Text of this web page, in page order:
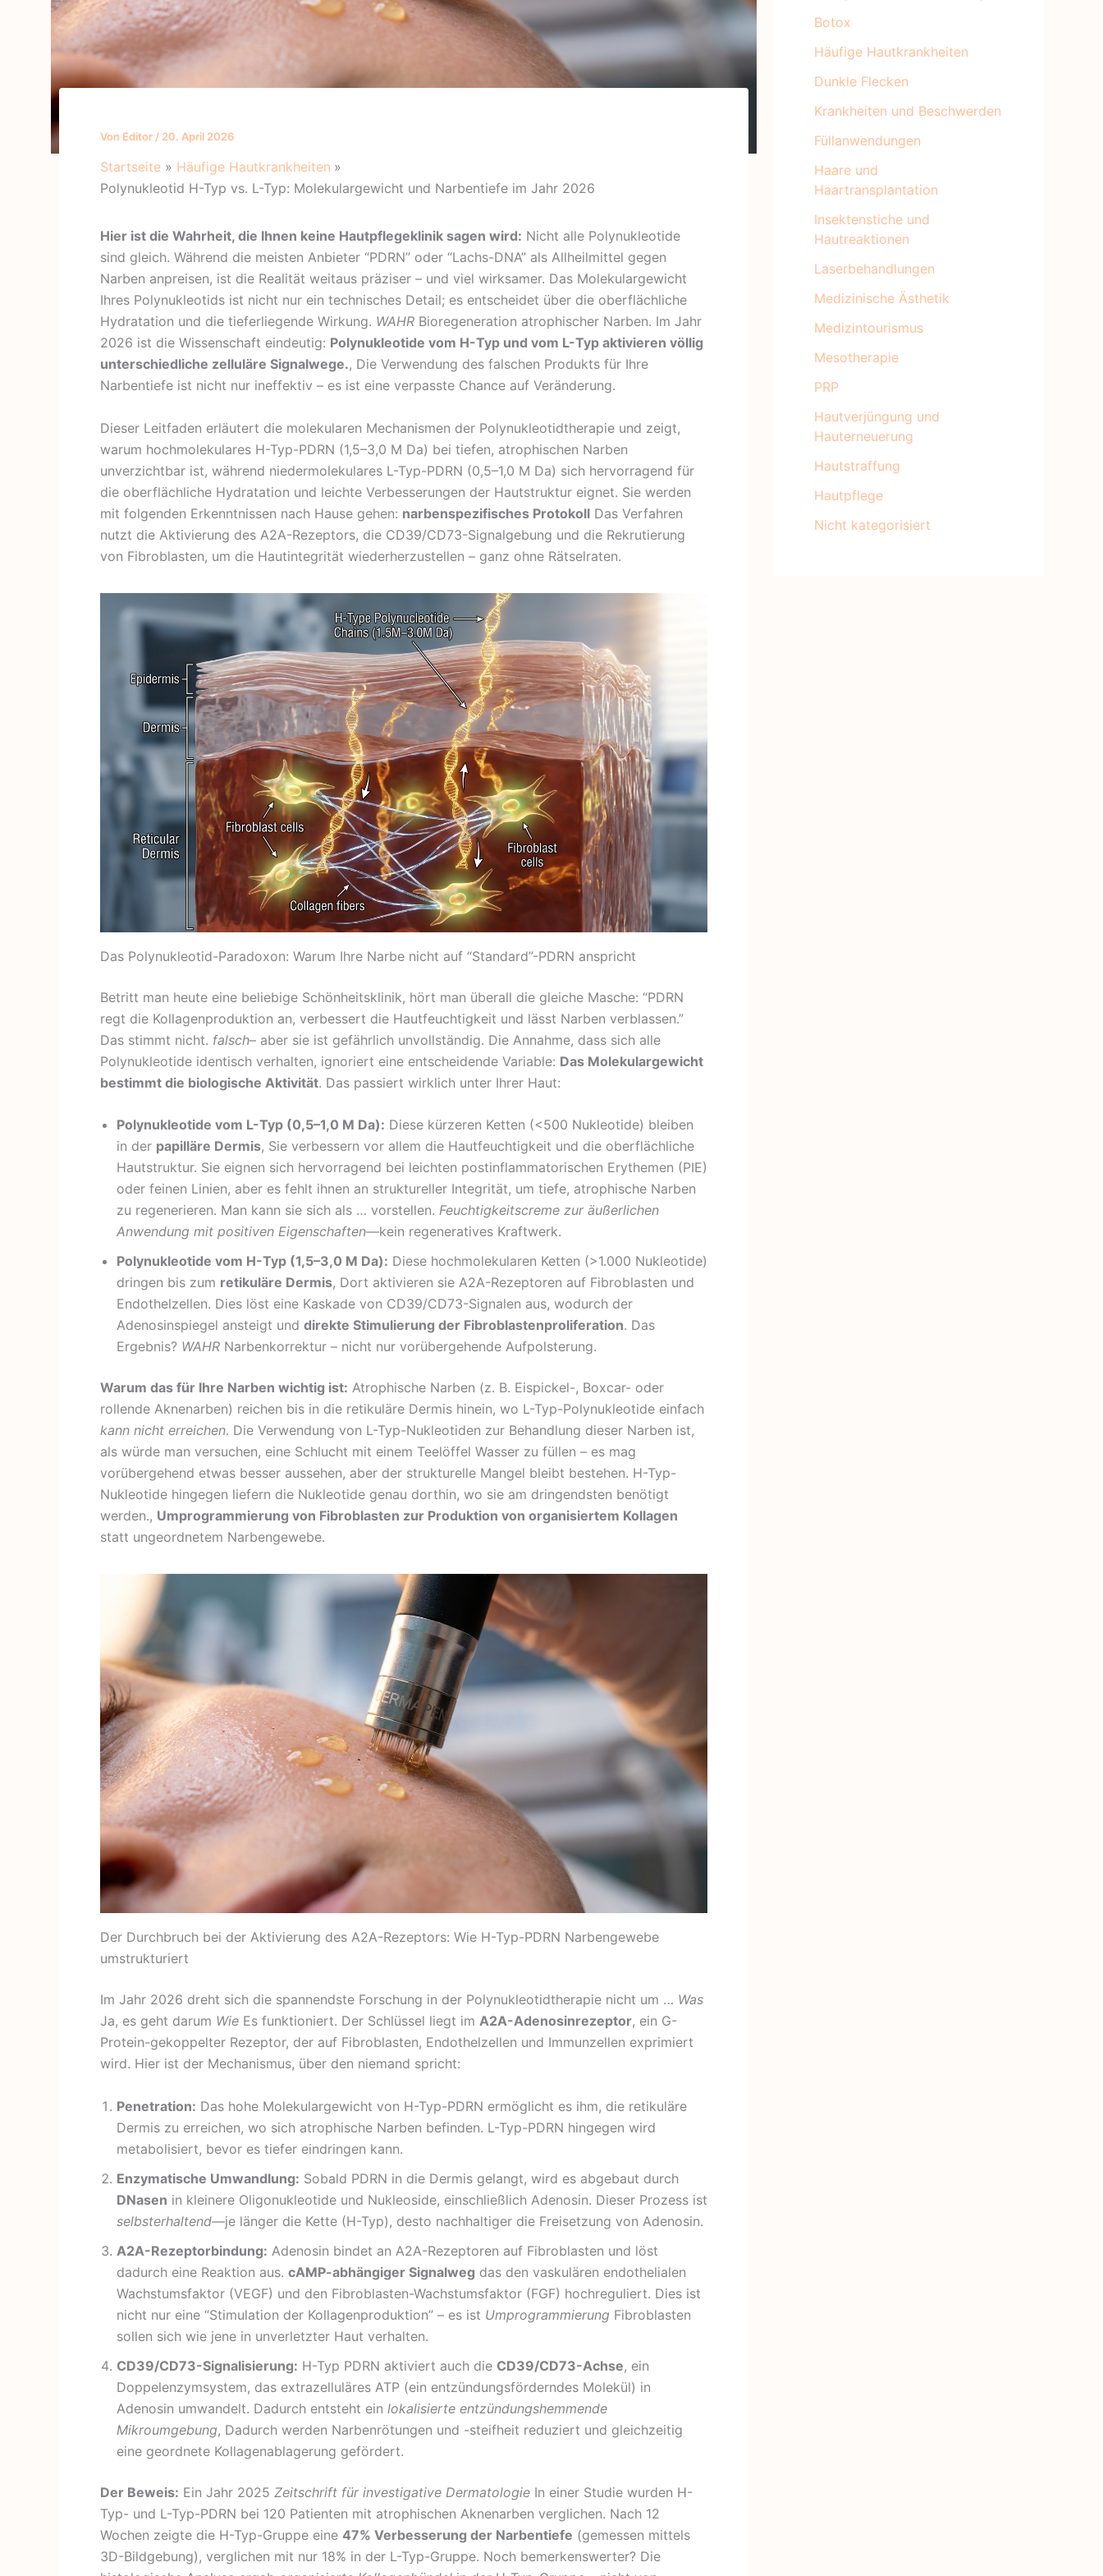
Von Editor / 20. April 2026
Startseite
Häufige Hautkrankheiten
Polynukleotid H-Typ vs. L-Typ: Molekulargewicht und Narbentiefe im Jahr 2026
Hier ist die Wahrheit, die Ihnen keine Hautpflegeklinik sagen wird: Nicht alle Polynukleotide
sind gleich. Während die meisten Anbieter “PDRN” oder “Lachs-DNA” als Allheilmittel gegen
Narben anpreisen, ist die Realität weitaus präziser – und viel wirksamer. Das Molekulargewicht
Ihres Polynukleotids ist nicht nur ein technisches Detail; es entscheidet über die oberflächliche
Hydratation und die tieferliegende Wirkung. WAHR Bioregeneration atrophischer Narben. Im Jahr
2026 ist die Wissenschaft eindeutig: Polynukleotide vom H-Typ und vom L-Typ aktivieren völlig
unterschiedliche zelluläre Signalwege., Die Verwendung des falschen Produkts für Ihre
Narbentiefe ist nicht nur ineffektiv – es ist eine verpasste Chance auf Veränderung.
Dieser Leitfaden erläutert die molekularen Mechanismen der Polynukleotidtherapie und zeigt,
warum hochmolekulares H-Typ-PDRN (1,5–3,0 M Da) bei tiefen, atrophischen Narben
unverzichtbar ist, während niedermolekulares L-Typ-PDRN (0,5–1,0 M Da) sich hervorragend für
die oberflächliche Hydratation und leichte Verbesserungen der Hautstruktur eignet. Sie werden
mit folgenden Erkenntnissen nach Hause gehen: narbenspezifisches Protokoll Das Verfahren
nutzt die Aktivierung des A2A-Rezeptors, die CD39/CD73-Signalgebung und die Rekrutierung
von Fibroblasten, um die Hautintegrität wiederherzustellen – ganz ohne Rätselraten.
Das Polynukleotid-Paradoxon: Warum Ihre Narbe nicht auf “Standard”-PDRN anspricht
Betritt man heute eine beliebige Schönheitsklinik, hört man überall die gleiche Masche: “PDRN
regt die Kollagenproduktion an, verbessert die Hautfeuchtigkeit und lässt Narben verblassen.”
Das stimmt nicht. falsch– aber sie ist gefährlich unvollständig. Die Annahme, dass sich alle
Polynukleotide identisch verhalten, ignoriert eine entscheidende Variable: Das Molekulargewicht
bestimmt die biologische Aktivität. Das passiert wirklich unter Ihrer Haut:
Polynukleotide vom L-Typ (0,5–1,0 M Da): Diese kürzeren Ketten (<500 Nukleotide) bleiben
in der papilläre Dermis, Sie verbessern vor allem die Hautfeuchtigkeit und die oberflächliche
Hautstruktur. Sie eignen sich hervorragend bei leichten postinflammatorischen Erythemen (PIE)
oder feinen Linien, aber es fehlt ihnen an struktureller Integrität, um tiefe, atrophische Narben
zu regenerieren. Man kann sie sich als … vorstellen. Feuchtigkeitscreme zur äußerlichen
Anwendung mit positiven Eigenschaften—kein regeneratives Kraftwerk.
Polynukleotide vom H-Typ (1,5–3,0 M Da): Diese hochmolekularen Ketten (>1.000 Nukleotide)
dringen bis zum retikuläre Dermis, Dort aktivieren sie A2A-Rezeptoren auf Fibroblasten und
Endothelzellen. Dies löst eine Kaskade von CD39/CD73-Signalen aus, wodurch der
Adenosinspiegel ansteigt und direkte Stimulierung der Fibroblastenproliferation. Das
Ergebnis? WAHR Narbenkorrektur – nicht nur vorübergehende Aufpolsterung.
Warum das für Ihre Narben wichtig ist: Atrophische Narben (z. B. Eispickel-, Boxcar- oder
rollende Aknenarben) reichen bis in die retikuläre Dermis hinein, wo L-Typ-Polynukleotide einfach
kann nicht erreichen. Die Verwendung von L-Typ-Nukleotiden zur Behandlung dieser Narben ist,
als würde man versuchen, eine Schlucht mit einem Teelöffel Wasser zu füllen – es mag
vorübergehend etwas besser aussehen, aber der strukturelle Mangel bleibt bestehen. H-Typ-
Nukleotide hingegen liefern die Nukleotide genau dorthin, wo sie am dringendsten benötigt
werden., Umprogrammierung von Fibroblasten zur Produktion von organisiertem Kollagen
statt ungeordnetem Narbengewebe.
Der Durchbruch bei der Aktivierung des A2A-Rezeptors: Wie H-Typ-PDRN Narbengewebe
umstrukturiert
Im Jahr 2026 dreht sich die spannendste Forschung in der Polynukleotidtherapie nicht um … Was
Ja, es geht darum Wie Es funktioniert. Der Schlüssel liegt im A2A-Adenosinrezeptor, ein G-
Protein-gekoppelter Rezeptor, der auf Fibroblasten, Endothelzellen und Immunzellen exprimiert
wird. Hier ist der Mechanismus, über den niemand spricht:
Penetration: Das hohe Molekulargewicht von H-Typ-PDRN ermöglicht es ihm, die retikuläre
Dermis zu erreichen, wo sich atrophische Narben befinden. L-Typ-PDRN hingegen wird
metabolisiert, bevor es tiefer eindringen kann.
Enzymatische Umwandlung: Sobald PDRN in die Dermis gelangt, wird es abgebaut durch
DNasen in kleinere Oligonukleotide und Nukleoside, einschließlich Adenosin. Dieser Prozess ist
selbsterhaltend—je länger die Kette (H-Typ), desto nachhaltiger die Freisetzung von Adenosin.
A2A-Rezeptorbindung: Adenosin bindet an A2A-Rezeptoren auf Fibroblasten und löst
dadurch eine Reaktion aus. cAMP-abhängiger Signalweg das den vaskulären endothelialen
Wachstumsfaktor (VEGF) und den Fibroblasten-Wachstumsfaktor (FGF) hochreguliert. Dies ist
nicht nur eine “Stimulation der Kollagenproduktion” – es ist Umprogrammierung Fibroblasten
sollen sich wie jene in unverletzter Haut verhalten.
CD39/CD73-Signalisierung: H-Typ PDRN aktiviert auch die CD39/CD73-Achse, ein
Doppelenzymsystem, das extrazelluläres ATP (ein entzündungsförderndes Molekül) in
Adenosin umwandelt. Dadurch entsteht ein lokalisierte entzündungshemmende
Mikroumgebung, Dadurch werden Narbenrötungen und -steifheit reduziert und gleichzeitig
eine geordnete Kollagenablagerung gefördert.
Der Beweis: Ein Jahr 2025 Zeitschrift für investigative Dermatologie In einer Studie wurden H-
Typ- und L-Typ-PDRN bei 120 Patienten mit atrophischen Aknenarben verglichen. Nach 12
Wochen zeigte die H-Typ-Gruppe eine 47% Verbesserung der Narbentiefe (gemessen mittels
3D-Bildgebung), verglichen mit nur 18% in der L-Typ-Gruppe. Noch bemerkenswerter? Die
Botox
Häufige Hautkrankheiten
Dunkle Flecken
Krankheiten und Beschwerden
Füllanwendungen
Haare und
Haartransplantation
Insektenstiche und
Hautreaktionen
Laserbehandlungen
Medizinische Ästhetik
Medizintourismus
Mesotherapie
PRP
Hautverjüngung und
Hauterneuerung
Hautstraffung
Hautpflege
Nicht kategorisiert